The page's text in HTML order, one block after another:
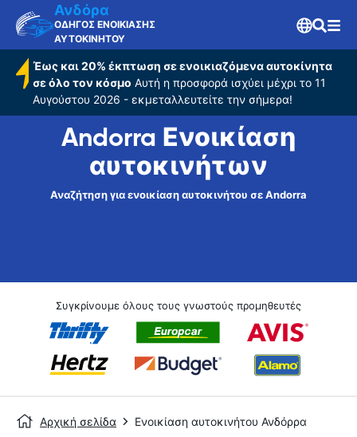
Ανδόρα
ΟΔΗΓΟΣ ΕΝΟΙΚΙΑΣΗΣ
ΑΥΤΟΚΙΝΗΤΟΥ
Έως και 20% έκπτωση σε ενοικιαζόμενα αυτοκίνητα
σε όλο τον κόσμο Αυτή η προσφορά ισχύει μέχρι το 11
Αυγούστου 2026 - εκμεταλλευτείτε την σήμερα!
Andorra Ενοικίαση
αυτοκινήτων
Αναζήτηση για ενοικίαση αυτοκινήτου σε Andorra
Συγκρίνουμε όλους τους γνωστούς προμηθευτές
Αρχική σελίδα Ενοικίαση αυτοκινήτου Ανδόρρα